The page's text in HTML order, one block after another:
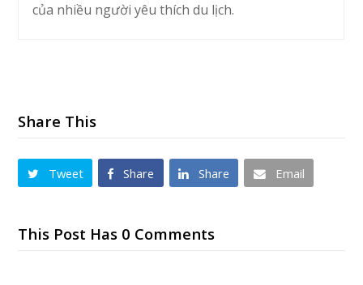
của nhiều người yêu thích du lịch.
Share This
Tweet Share Share Email
This Post Has 0 Comments